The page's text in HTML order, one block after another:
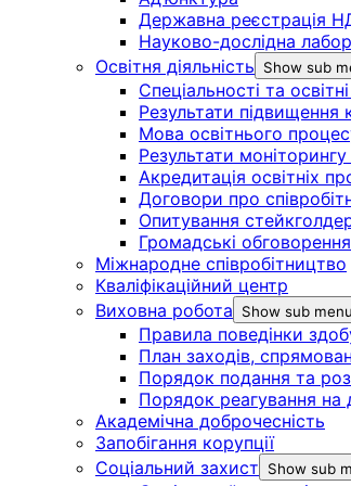
Державна реєстрація
Науково-дослідна
Освітня діяльність
Show sub
Спеціальності та
Результати підвищення
Мова освітнього
Результати моніторингу
Акредитація освітніх
Договори про
Опитування
Громадські
Міжнародне співробітництво
Кваліфікаційний центр
Виховна робота
Show sub menu
Правила поведінки
План заходів,
Порядок подання та
Порядок реагування на
Академічна доброчесність
Запобігання корупції
Соціальний захист
Show sub